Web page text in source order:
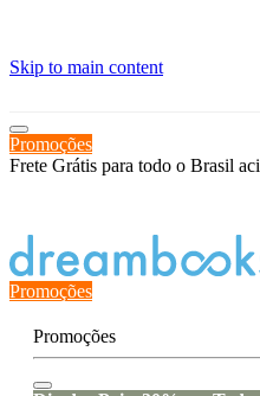
Skip to main content
Promoções
Frete Grátis para todo o Brasil
Promoções
Promoções
≡